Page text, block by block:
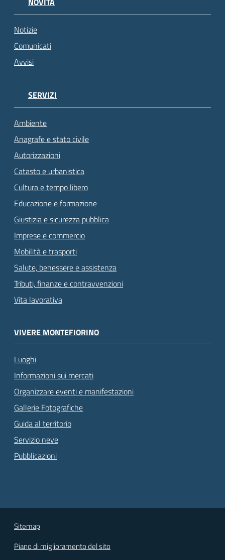
Notizie
Comunicati
Avvisi
SERVIZI
Ambiente
Anagrafe e stato civile
Autorizzazioni
Catasto e urbanistica
Cultura e tempo libero
Educazione e formazione
Giustizia e sicurezza pubblica
Imprese e commercio
Mobilità e trasporti
Salute, benessere e assistenza
Tributi, finanze e contravvenzioni
Vita lavorativa
VIVERE MONTEFIORINO
Luoghi
Informazioni sui mercati
Organizzare eventi e manifestazioni
Gallerie Fotografiche
Guida al territorio
Servizio neve
Pubblicazioni
Sitemap
Piano di miglioramento del sito